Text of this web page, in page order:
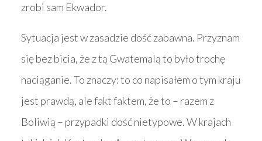
zrobi sam Ekwador.
Sytuacja jest w zasadzie dość zabawna. Przyznam
się bez bicia, że z tą Gwatemalą to było trochę
naciąganie. To znaczy: to co napisałem o tym kraju
jest prawdą, ale fakt faktem, że to – razem z
Boliwią – przypadki dość nietypowe. W krajach